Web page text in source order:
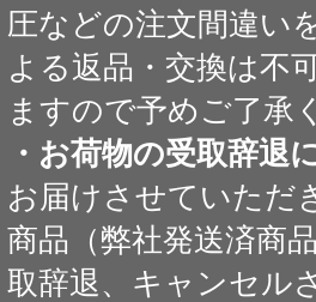
圧などの注文間違い
よる返品・交換は不
ますので予めご了承
・お荷物の受取辞退
お届けさせていただ
商品（弊社発送済商
取辞退、キャンセル